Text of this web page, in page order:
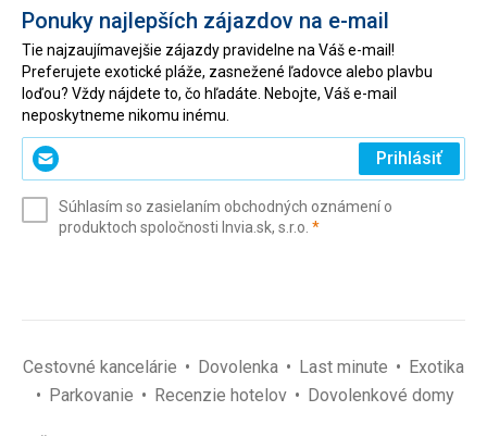
Ponuky najlepších zájazdov na e-mail
Tie najzaujímavejšie zájazdy pravidelne na Váš e-mail!
Preferujete exotické pláže, zasnežené ľadovce alebo plavbu
loďou? Vždy nájdete to, čo hľadáte. Nebojte, Váš e-mail
neposkytneme nikomu inému.
Zadajte
svoj
(povinné)
Prihlásiť
Súhlasím so zasielaním obchodných oznámení o
produktoch spoločnosti Invia.sk, s.r.o. *(povinné)
Cestovné kancelárie Dovolenka Last minute
Exotika
Parkovanie
Recenzie hotelov Dovolenkové domy